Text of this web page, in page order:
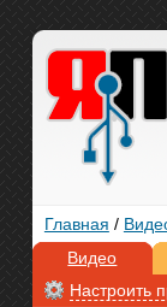
Главная /
Видео
Настроить